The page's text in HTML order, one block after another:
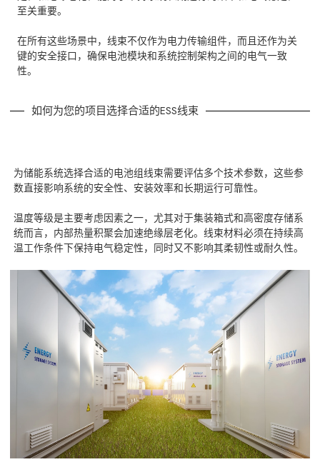
至关重要。
在所有这些场景中，线束不仅作为电力传输组件，而且还作为关
键的安全接口，确保电池模块和系统控制架构之间的电气一致
性。
如何为您的项目选择合适的ESS线束
为储能系统选择合适的电池组线束需要评估多个技术参数，这些参
数直接影响系统的安全性、安装效率和长期运行可靠性。
温度等级是主要考虑因素之一，尤其对于集装箱式和高密度存储系
统而言，内部热量积聚会加速绝缘层老化。线束材料必须在持续高
温工作条件下保持电气稳定性，同时又不影响其柔韧性或耐久性。